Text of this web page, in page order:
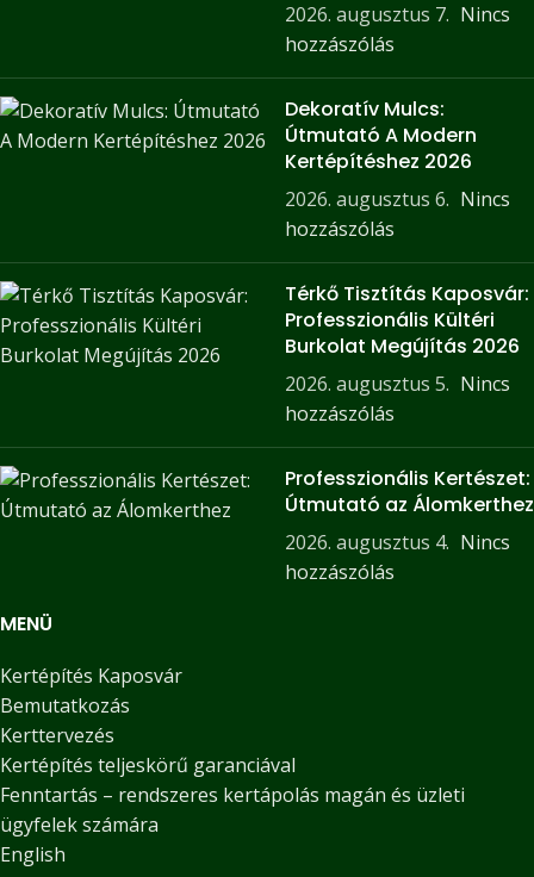
2026. augusztus 7. Nincs
hozzászólás
Dekoratív Mulcs:
Útmutató A Modern
Kertépítéshez 2026
2026. augusztus 6. Nincs
hozzászólás
Térkő Tisztítás Kaposvár:
Professzionális Kültéri
Burkolat Megújítás 2026
2026. augusztus 5. Nincs
hozzászólás
Professzionális Kertészet:
Útmutató az Álomkerthez
2026. augusztus 4. Nincs
hozzászólás
MENÜ
Kertépítés Kaposvár
Bemutatkozás
Kerttervezés
Kertépítés teljeskörű garanciával
Fenntartás – rendszeres kertápolás magán és üzleti
ügyfelek számára
English